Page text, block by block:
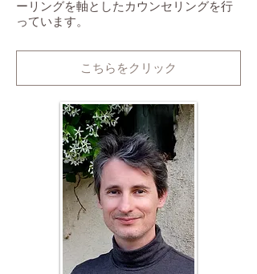
ーリングを軸としたカウンセリングを行
っています。
こちらをクリック